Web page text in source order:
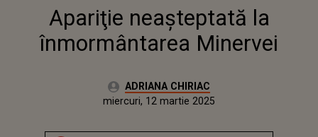
ÎNMORMÂNTAREA MINERVEI
Apariţie neaşteptată la
înmormântarea Minervei
Autor:ADRIANA CHIRIAC
miercuri, 12 martie 2025Actualizat:
miercuri, 12 martie 2025